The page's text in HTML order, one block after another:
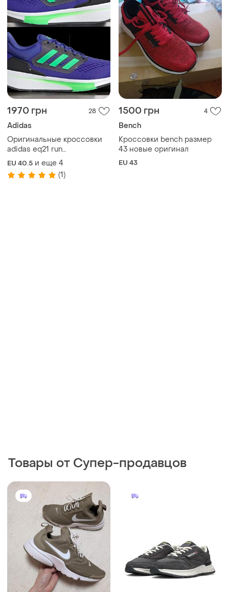
1970 грн 28
Adidas
Оригинальные кроссовки
аdidas eq21 run
(оригинал)размеры:402⁄3
411⁄3 42 462⁄3 471⁄3
EU 40.5 и еще 4
(1)
1500 грн 4
Bench
Кроссовки bench размер
43 новые оригинал
EU 43
Товары от Супер-продавцов